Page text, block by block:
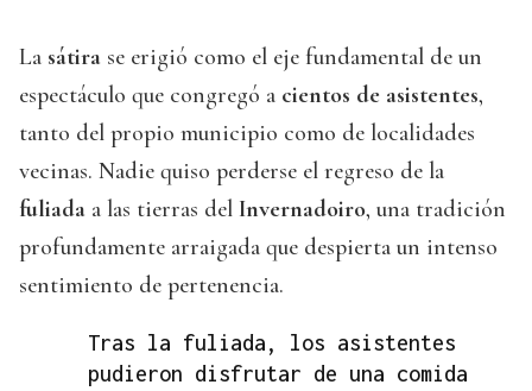
La sátira se erigió como el eje fundamental de un
espectáculo que congregó a cientos de asistentes,
tanto del propio municipio como de localidades
vecinas. Nadie quiso perderse el regreso de la
fuliada a las tierras del Invernadoiro, una tradición
profundamente arraigada que despierta un intenso
sentimiento de pertenencia.
Tras la fuliada, los asistentes
pudieron disfrutar de una comida